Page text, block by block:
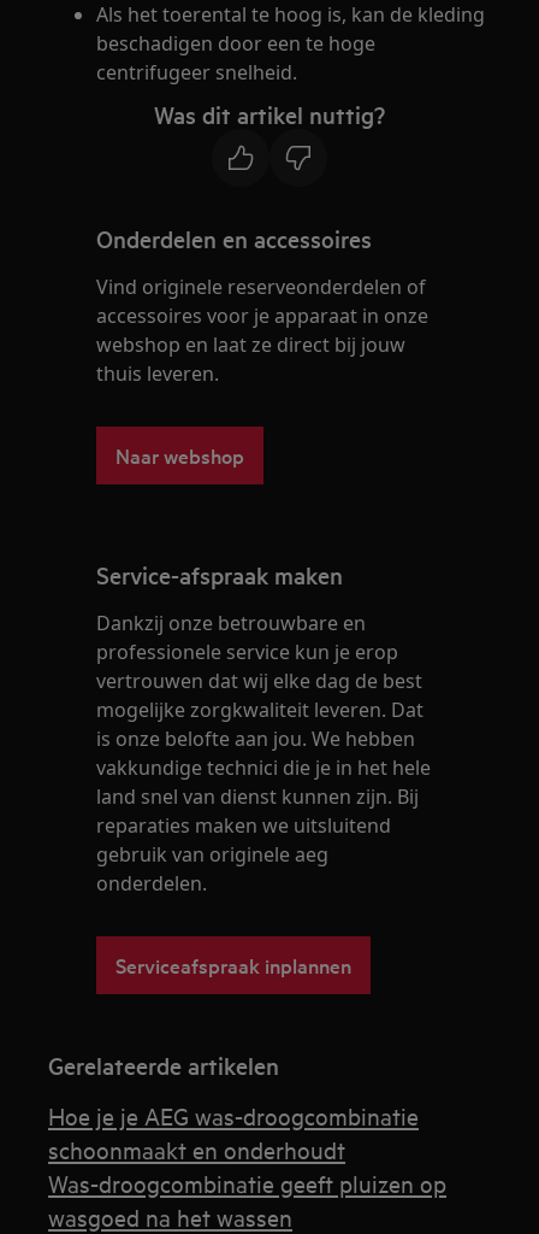
Als het toerental te hoog is, kan de kleding
beschadigen door een te hoge
centrifugeer snelheid.
Was dit artikel nuttig?
Onderdelen en accessoires
Vind originele reserveonderdelen of
accessoires voor je apparaat in onze
webshop en laat ze direct bij jouw
thuis leveren.
Naar webshop
Service-afspraak maken
Dankzij onze betrouwbare en
professionele service kun je erop
vertrouwen dat wij elke dag de best
mogelijke zorgkwaliteit leveren. Dat
is onze belofte aan jou. We hebben
vakkundige technici die je in het hele
land snel van dienst kunnen zijn. Bij
reparaties maken we uitsluitend
gebruik van originele aeg
onderdelen.
Serviceafspraak inplannen
Gerelateerde artikelen
Hoe je je AEG was-droogcombinatie
schoonmaakt en onderhoudt
Was-droogcombinatie geeft pluizen op
wasgoed na het wassen